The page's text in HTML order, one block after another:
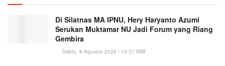
Di Silatnas MA IPNU, Hery Haryanto Azumi
Serukan Muktamar NU Jadi Forum yang Riang
Gembira
Sabtu, 8 Agustus 2026 / 13:37 WIB